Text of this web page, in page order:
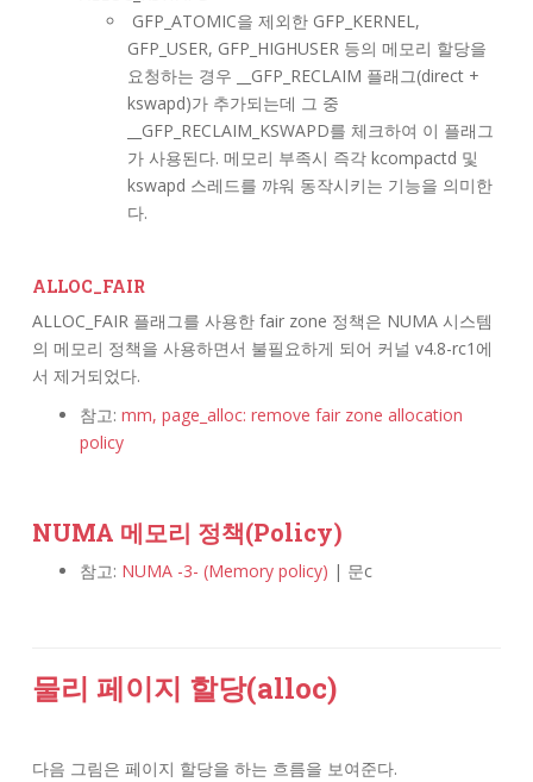
GFP_ATOMIC을 제외한 GFP_KERNEL,
GFP_USER, GFP_HIGHUSER 등의 메모리 할당을
요청하는 경우 __GFP_RECLAIM 플래그(direct +
kswapd)가 추가되는데 그 중
__GFP_RECLAIM_KSWAPD를 체크하여 이 플래그
가 사용된다. 메모리 부족시 즉각 kcompactd 및
kswapd 스레드를 꺄워 동작시키는 기능을 의미한
다.
ALLOC_FAIR
ALLOC_FAIR 플래그를 사용한 fair zone 정책은 NUMA 시스템
의 메모리 정책을 사용하면서 불필요하게 되어 커널 v4.8-rc1에
서 제거되었다.
참고: mm, page_alloc: remove fair zone allocation
policy
NUMA 메모리 정책(Policy)
참고: NUMA -3- (Memory policy) | 문c
물리 페이지 할당(alloc)
다음 그림은 페이지 할당을 하는 흐름을 보여준다.